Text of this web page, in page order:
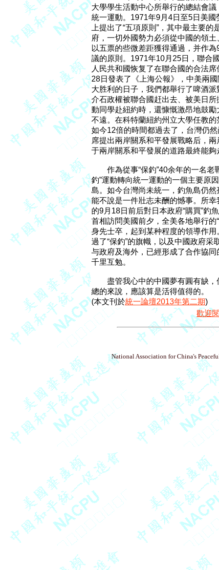
大學學生活動中心所舉行的總結會
統一運動。1971年9月4日至5日美國
上提出了“五項原則”，其中最主要
府，一切外國勢力必須從中國的領
以五票的些微差距獲得通過，并作
議的原則。1971年10月25日，聯合
人民共和國恢复了在聯合國的合法
28日發表了《上海公報》，中美兩
大胜利的日子，我們都舉行了啤酒
介石政權被聯合國赶出去、被美日
動同學赴紐約時，還慷慨激昂地鼓
不遠。在科特蘭紐約州立大學任教
如今12倍的時間都過去了，台灣仍
席提出兩岸關系和平發展戰略后，
于兩岸關系和平發展的道路最終能
作為從事“保釣”40余年的一名老
釣”運動轉向統一運動的一個主要原
島。如今台灣尚未統一，釣魚島仍然
能不說是一件壯志未酬的憾事。所
的9月18日前后對日本政府“購買”釣
首相訪問美國前夕，全美各地舉行的
身先士卒，起到某种程度的領導作
過了“保釣”的旗幟，以及中國政府
与政府及海外，已經形成了合作協同
千里互勉。
盡管我心中的中國夢有圓有缺，
總的來說，應該算是活得值得的。
(本文刊於統一論壇2013年第二期 )
歡迎
National Association for China's